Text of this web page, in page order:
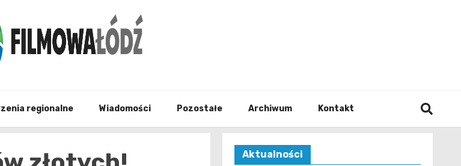
regionalne Wiadomości Pozostałe Archiwum Kontakt
Aktualności